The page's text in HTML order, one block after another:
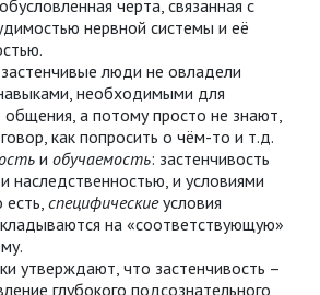
черта, связанная с
нервной системы и её
люди не овладели
необходимыми для
а потому просто не знают,
как попросить о чём-то и т.д.
и обучаемость: застенчивость
наследственностью, и условиями
есть, специфическиеусловия
на «соответствующую»
утверждают, что застенчивость –
глубокого подсознательного